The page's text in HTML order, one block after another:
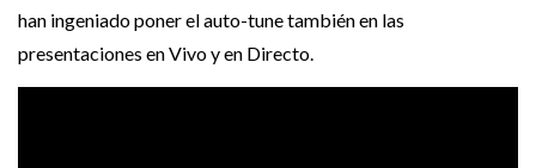
han ingeniado poner el auto-tune también en las
presentaciones en Vivo y en Directo.